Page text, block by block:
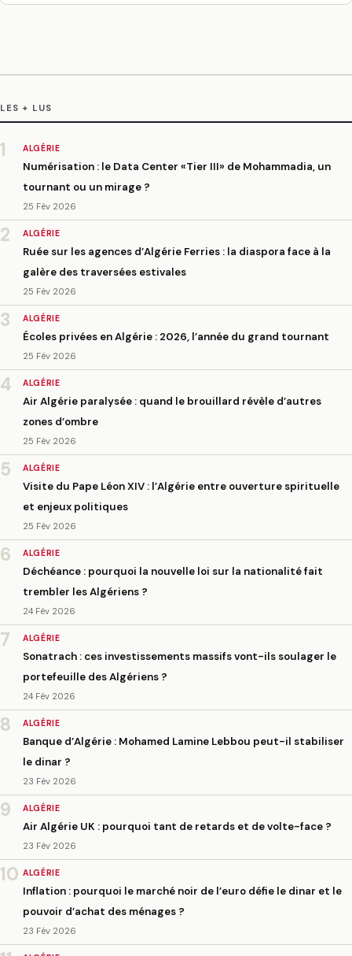
LES + LUS
1 ALGÉRIE
Numérisation : le Data Center «Tier III» de Mohammadia, un
tournant ou un mirage ?
25 Fév 2026
2 ALGÉRIE
Ruée sur les agences d’Algérie Ferries : la diaspora face à la
galère des traversées estivales
25 Fév 2026
3 ALGÉRIE
Écoles privées en Algérie : 2026, l’année du grand tournant
25 Fév 2026
4 ALGÉRIE
Air Algérie paralysée : quand le brouillard révèle d’autres
zones d’ombre
25 Fév 2026
5 ALGÉRIE
Visite du Pape Léon XIV : l’Algérie entre ouverture spirituelle
et enjeux politiques
25 Fév 2026
6 ALGÉRIE
Déchéance : pourquoi la nouvelle loi sur la nationalité fait
trembler les Algériens ?
24 Fév 2026
7 ALGÉRIE
Sonatrach : ces investissements massifs vont-ils soulager le
portefeuille des Algériens ?
24 Fév 2026
8 ALGÉRIE
Banque d’Algérie : Mohamed Lamine Lebbou peut-il stabiliser
le dinar ?
23 Fév 2026
9 ALGÉRIE
Air Algérie UK : pourquoi tant de retards et de volte-face ?
23 Fév 2026
10 ALGÉRIE
Inflation : pourquoi le marché noir de l’euro défie le dinar et le
pouvoir d’achat des ménages ?
23 Fév 2026